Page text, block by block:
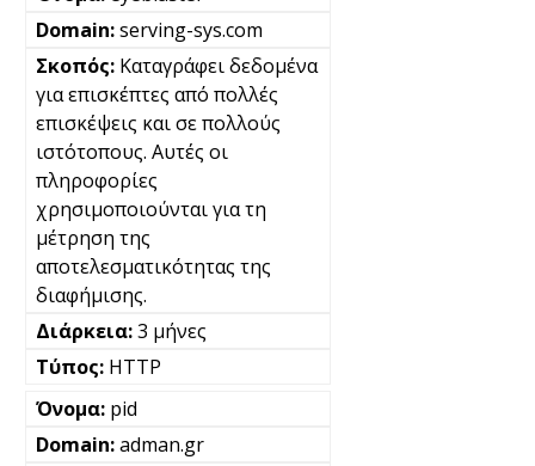
serving-sys.com
Καταγράφει δεδομένα
για επισκέπτες από πολλές
επισκέψεις και σε πολλούς
ιστότοπους. Αυτές οι
πληροφορίες
χρησιμοποιούνται για τη
μέτρηση της
αποτελεσματικότητας της
διαφήμισης.
3 μήνες
HTTP
pid
adman.gr